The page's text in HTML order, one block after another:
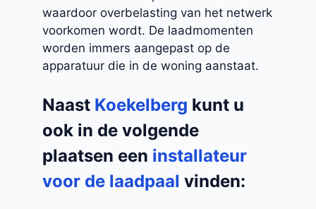
waardoor overbelasting van het netwerk
voorkomen wordt. De laadmomenten
worden immers aangepast op de
apparatuur die in de woning aanstaat.
Naast Koekelberg kunt u
ook in de volgende
plaatsen een installateur
voor de laadpaal vinden: